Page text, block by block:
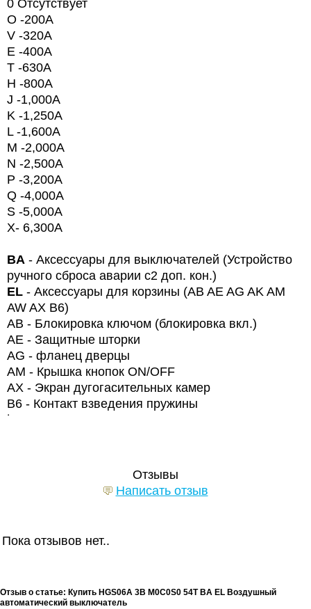
0 Отсутствует
O -200A
V -320A
E -400A
T -630A
H -800A
J -1,000A
K -1,250A
L -1,600A
M -2,000A
N -2,500A
P -3,200A
Q -4,000A
S -5,000A
X- 6,300A
BA - Аксессуары для выключателей (Устройство
ручного сброса аварии с2 доп. кон.)
EL - Аксессуары для корзины (AB AE AG AK AM
AW AX B6)
АВ - Блокировка ключом (блокировка вкл.)
АЕ - Защитные шторки
AG - фланец дверцы
AM - Крышка кнопок ON/OFF
AX - Экран дугогасительных камер
B6 - Контакт взведения пружины
˙
Отзывы
Написать отзыв
Пока отзывов нет..
Отзыв о статье: Купить HGS06A 3B M0C0S0 54T BA EL Воздушный
автоматический выключатель